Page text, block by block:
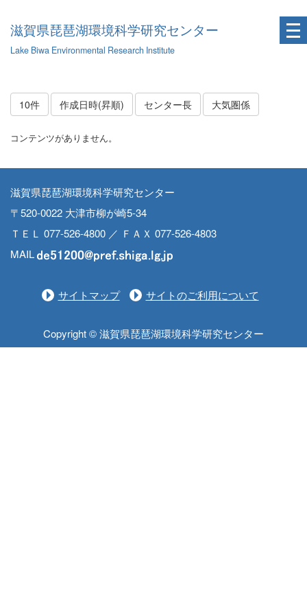
滋賀県琵琶湖環境科学研究センター
Lake Biwa Environmental Research Institute
10件 作成日時(昇順) センター長 大気圏係
コンテンツがありません。
滋賀県琵琶湖環境科学研究センター
〒520-0022 大津市柳が崎5-34
ＴＥＬ 077-526-4800 ／ ＦＡＸ 077-526-4803
MAIL
サイトマップ サイトのご利用について
Copyright © 滋賀県琵琶湖環境科学研究センター